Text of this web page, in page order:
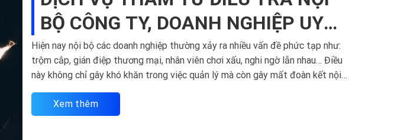
BỘ CÔNG TY, DOANH NGHIỆP UY
TÍN
Hiện nay nội bộ các doanh nghiệp thường xảy ra nhiều vấn đề phức tạp như:
trộm cắp, gián điệp thương mại, nhân viên chơi xấu, nghi ngờ lẫn nhau… Điều
này không chỉ gây khó khăn trong việc quản lý mà còn gây mất đoàn kết nội
Xem thêm